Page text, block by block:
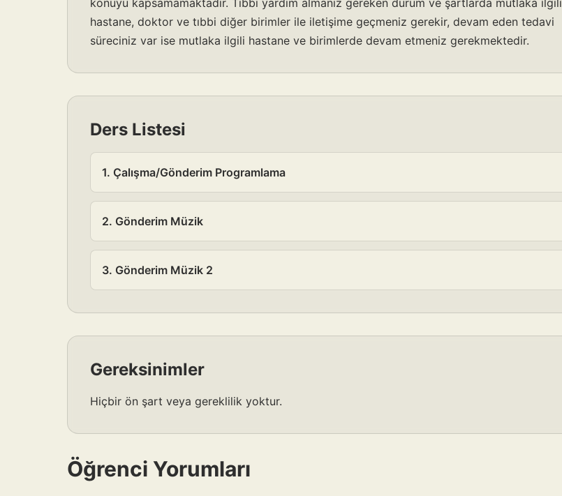
konuyu kapsamamaktadır. Tıbbi yardım almanız gereken durum ve şartlarda mutlaka ilgili
hastane, doktor ve tıbbi diğer birimler ile iletişime geçmeniz gerekir, devam eden tedavi
süreciniz var ise mutlaka ilgili hastane ve birimlerde devam etmeniz gerekmektedir.
Ders Listesi
1. Çalışma/Gönderim Programlama
2. Gönderim Müzik
3. Gönderim Müzik 2
Gereksinimler
Hiçbir ön şart veya gereklilik yoktur.
Öğrenci Yorumları